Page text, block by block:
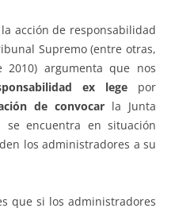
acción de responsabilidad
Supremo (entre otras,
argumenta que nos
ex legepor
de convocar la Junta
se encuentra en situación
los administradores a su
que si los administradores